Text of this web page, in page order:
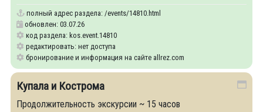
полный адрес раздела: /events/14810.html
обновлен: 03.07.26
код раздела: kos.event.14810
редактировать: нет доступа
бронирование и информация на сайте allrez.com
Купала и Кострома
Продолжительность экскурсии ~ 15 часов